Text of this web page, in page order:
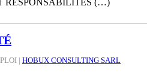
RESPONSABILITES (…)
| HOBUX CONSULTING SARL